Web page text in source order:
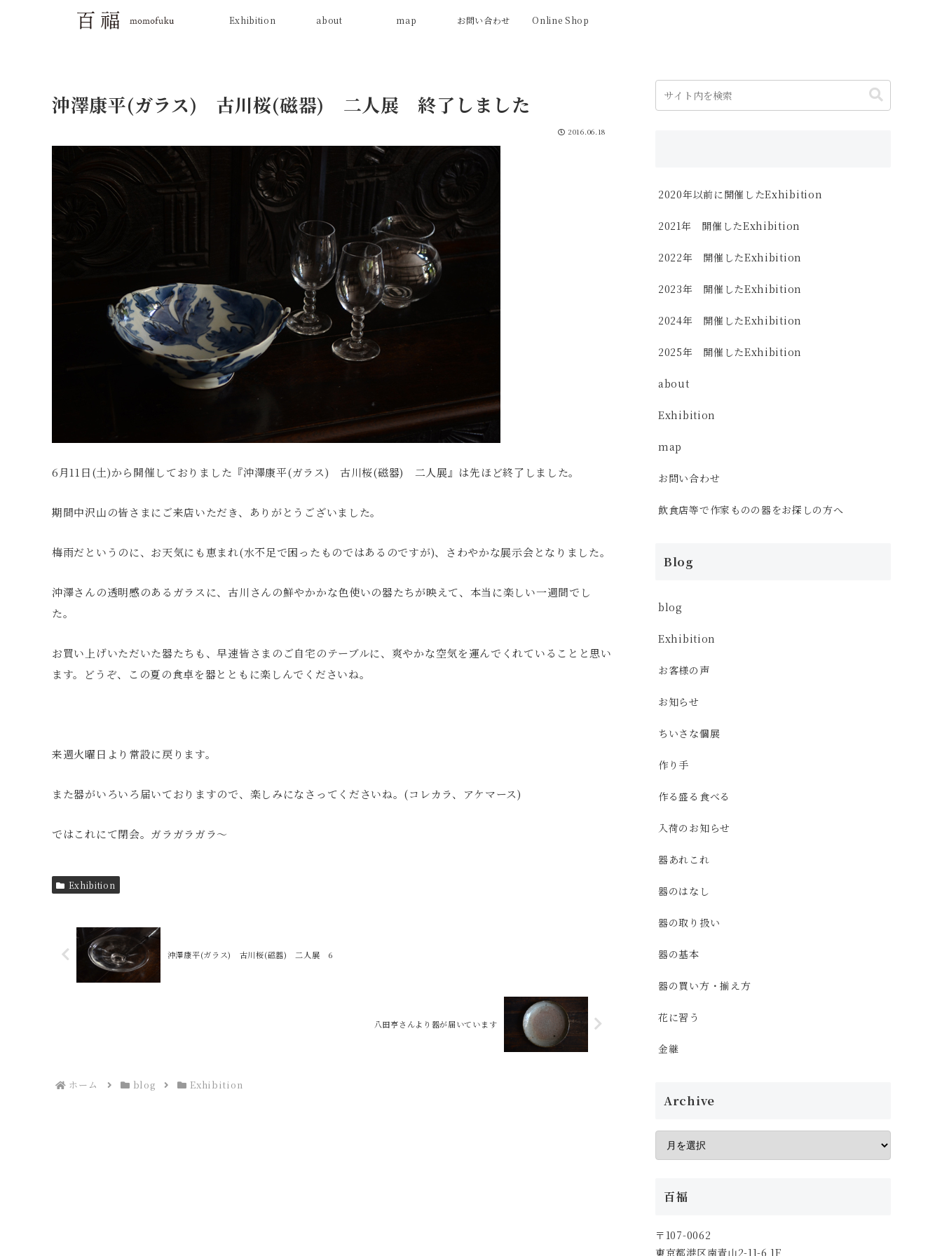
Exhibition about map お問い合わせ Online Shop
沖澤康平(ガラス) 古川桜(磁器) 二人展 終了しました
2016.06.18
6月11日(土)から開催しておりました『沖澤康平(ガラス) 古川桜(磁器) 二人展』は先ほど終了しました。
期間中沢山の皆さまにご来店いただき、ありがとうございました。
梅雨だというのに、お天気にも恵まれ(水不足で困ったものではあるのですが)、さわやかな展示会となりました。
沖澤さんの透明感のあるガラスに、古川さんの鮮やかかな色使いの器たちが映えて、本当に楽しい一週間でし
た。
お買い上げいただいた器たちも、早速皆さまのご自宅のテーブルに、爽やかな空気を運んでくれていることと思い
ます。どうぞ、この夏の食卓を器とともに楽しんでくださいね。
来週火曜日より常設に戻ります。
また器がいろいろ届いておりますので、楽しみになさってくださいね。(コレカラ、アケマース)
ではこれにて閉会。ガラガラガラ〜
Exhibition
沖澤康平(ガラス) 古川桜(磁器) 二人展 6
八田亨さんより器が届いています
ホーム blog Exhibition
2020年以前に開催したExhibition
2021年 開催したExhibition
2022年 開催したExhibition
2023年 開催したExhibition
2024年 開催したExhibition
2025年 開催したExhibition
about
Exhibition
map
お問い合わせ
飲食店等で作家ものの器をお探しの方へ
Blog
blog
Exhibition
お客様の声
お知らせ
ちいさな個展
作り手
作る盛る食べる
入荷のお知らせ
器あれこれ
器のはなし
器の取り扱い
器の基本
器の買い方・揃え方
花に習う
金継
Archive
百福
〒107-0062
東京都港区南青山2-11-6 1F